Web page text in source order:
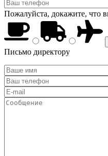
Пожалуйста, докажите, что
Письмо директору